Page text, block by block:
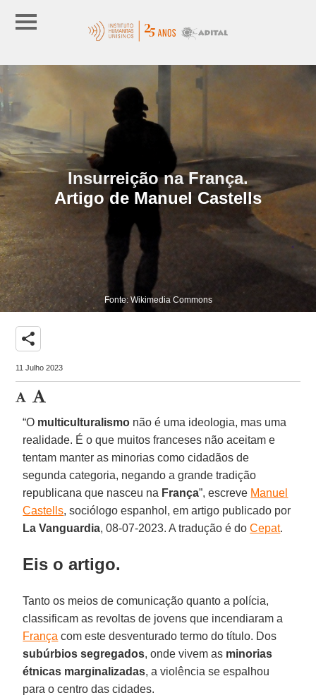
Insurreição na França.
Artigo de Manuel Castells
Fonte: Wikimedia Commons
share
11 Julho 2023
“O multiculturalismo não é uma ideologia, mas uma
realidade. É o que muitos franceses não aceitam e
tentam manter as minorias como cidadãos de
segunda categoria, negando a grande tradição
republicana que nasceu na França”, escreve Manuel
Castells, sociólogo espanhol, em artigo publicado por
La Vanguardia, 08-07-2023. A tradução é doCepat.
Eis o artigo.
Tanto os meios de comunicação quanto a polícia,
classificam as revoltas de jovens que incendiaram a
França com este desventurado termo do título. Dos
subúrbios segregados, onde vivem as minorias
étnicas marginalizadas, a violência se espalhou
para o centro das cidades.